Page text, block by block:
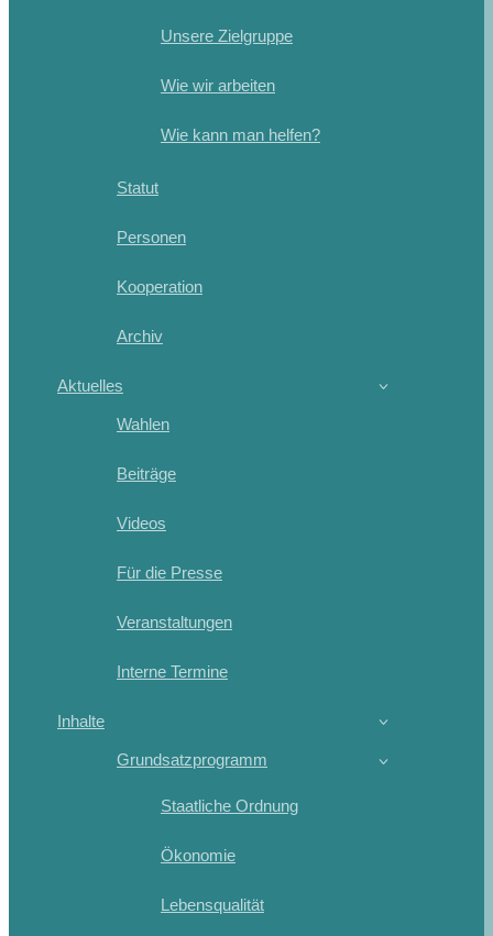
Unsere Zielgruppe
Wie wir arbeiten
Wie kann man helfen?
Statut
Personen
Kooperation
Archiv
Aktuelles
Wahlen
Beiträge
Videos
Für die Presse
Veranstaltungen
Interne Termine
Inhalte
Grundsatzprogramm
Staatliche Ordnung
Ökonomie
Lebensqualität